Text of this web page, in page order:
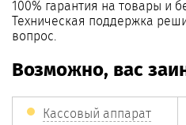
100% гарантия на товары и
Техническая поддержка
вопрос.
Возможно, вас
Кассовый аппарат